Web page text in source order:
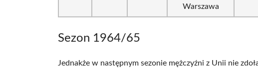
Warszawa
Sezon 1964/65
Jednakże w następnym sezonie mężczyźni z Unii nie